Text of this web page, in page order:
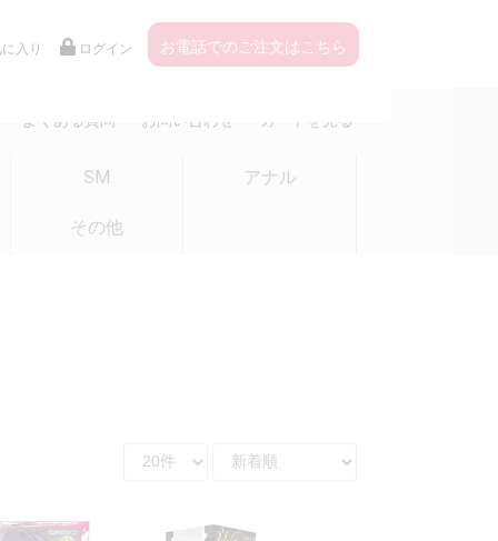
入り ログイン お電話でのご注文はこちら
よくある質問 お問い合わせ カートを見る
SM アナル
その他